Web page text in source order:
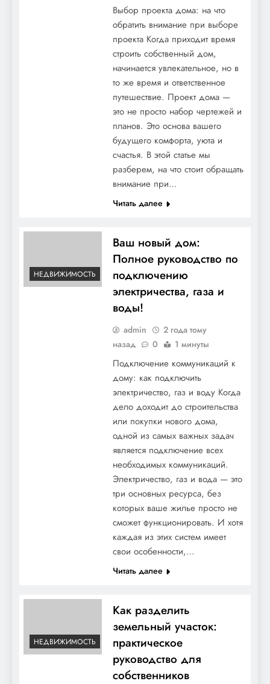
Выбор проекта дома: на что
обратить внимание при выборе
проекта Когда приходит время
строить собственный дом,
начинается увлекательное, но в
то же время и ответственное
путешествие. Проект дома —
это не просто набор чертежей и
планов. Это основа вашего
будущего комфорта, уюта и
счастья. В этой статье мы
разберем, на что стоит обращать
внимание при…
Читать далее
НЕДВИЖИМОСТЬ
Ваш новый дом:
Полное руководство по
подключению
электричества, газа и
воды!
admin
2 года тому
назад
0 1 минуты
Подключение коммуникаций к
дому: как подключить
электричество, газ и воду Когда
дело доходит до строительства
или покупки нового дома,
одной из самых важных задач
является подключение всех
необходимых коммуникаций.
Электричество, газ и вода — это
три основных ресурса, без
которых ваше жилье просто не
сможет функционировать. И хотя
каждая из этих систем имеет
свои особенности,…
Читать далее
НЕДВИЖИМОСТЬ
Как разделить
земельный участок:
практическое
руководство для
собственников